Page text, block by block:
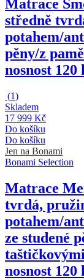
Matrace
středně
potahem/
pěny/z
nosnost 120
(1)
Skladem
17 999 Kč
Do košíku
Do košíku
Jen na Bonami
Bonami Selection
Matrace
tvrdá,
potahem/
ze studené
nosnost 120